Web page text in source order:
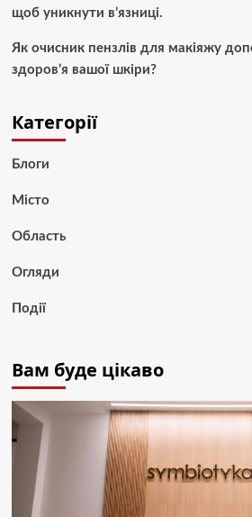
щоб уникнути в’язниці.
Як очисник пензлів для макіяжу
здоров’я вашої шкіри?
Категорії
Блоги
Місто
Область
Огляди
Події
Вам буде цікаво